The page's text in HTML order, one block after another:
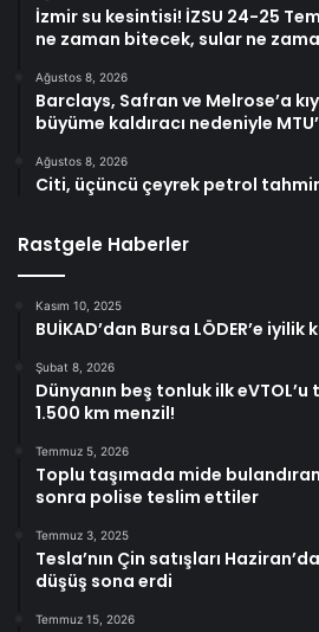
İzmir su kesintisi! İZSU 24-25
ne zaman bitecek, sular ne
Ağustos 8, 2026
Barclays, Safran ve Melrose’a
büyüme kaldıracı nedeniyle
Ağustos 8, 2026
Citi, üçüncü çeyrek petrol
Rastgele Haberler
Kasım 10, 2025
BUİKAD’dan Bursa LÖDER’e
Şubat 8, 2026
Dünyanın beş tonluk ilk
1.500 km menzil!
Temmuz 5, 2026
Toplu taşımada mide
sonra polise teslim ettiler
Temmuz 3, 2025
Tesla’nın Çin satışları
düşüş sona erdi
Temmuz 15, 2026